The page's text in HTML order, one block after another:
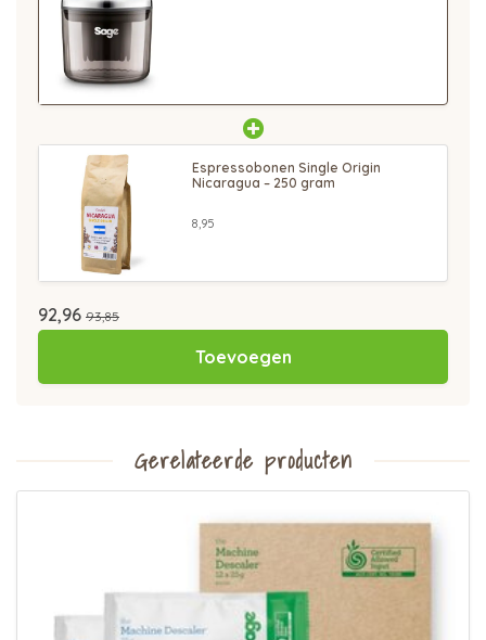
Espressobonen Single Origin
Nicaragua – 250 gram
8,95
92,96 93,85
Toevoegen
Gerelateerde producten